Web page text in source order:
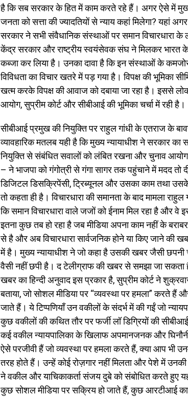
है कि सब सरकार के हित में काम करते रहे हैं। अगर ऐसे में मुख्य
जनता को सत्ता की ज्यादतियों से न्याय कहां मिलेगा? यहां
सरकार ने सभी संवैधानिक संस्थाओं पर समान विचारधारा के
केंद्र सरकार और राष्ट्रीय स्वयंसेवक संघ ने मिलकर भारत
कब्जा कर लिया है। उनका दावा है कि इन संस्थाओं के
विविधता का विचार खतरे में पड़ गया है। विपक्ष की भूमिका
खत्म करके विपक्ष की आवाज को दबाया जा रहा है। इससे
आयोग, सुप्रीम कोर्ट और सीबीआई की भूमिका चर्चा में रही है।
सीबीआई प्रमुख की नियुक्ति पर राहुल गांधी के एतराज के
व्यावहारिक मतलब यही है कि मुख्य न्यायाधीश ने सरकार
नियुक्ति से संबंधित सवालों को लंबित रखना और चुनाव
– ने भाजपा को गंगोत्री से गंगा सागर तक पहुंचाने में मदद
डिजिटल डिसक्रिपेंसी, ट्रिब्यूनल और उसका काम तथा
तो कहता ही है। विचारधारा की समानता के बाद मामला
कि समान विचारधारा वाले जजों को ईनाम मिल रहा है और
इतना कुछ तब हो रहा है जब मीडिया अपना काम नहीं के
से है और अब विचारधारा सार्वजनिक होने या किए जाने
में है। मुख्य न्यायाधीश ने जो कहा है उसकी खबर जैसी छपनी
वैसी नहीं छपी है। द टेलीग्राफ की खबर से समझा जा सकता
खबर का हिन्दी अनुवाद इस प्रकार है, सुप्रीम कोर्ट ने
बताया, जो सोशल मीडिया पर “व्यवस्था पर हमला” करते हैं
जाते हैं। ये टिप्पणियाँ उन वकीलों के संदर्भ में की गईं जो
कुछ वकीलों की कथित तौर पर फर्जी लॉ डिग्रियों की
कई वकील न्यायपालिका के खिलाफ अपमानजनक और
ऐसे परजीवी हैं जो व्यवस्था पर हमला करते हैं, क्या आप भी
तरह होते हैं। उन्हें कोई रोज़गार नहीं मिलता और पेशे में
ने वकील और याचिकाकर्ता संजय दुबे को संबोधित करते हुए
कुछ सोशल मीडिया पर सक्रिय हो जाते हैं, कुछ आरटीआई